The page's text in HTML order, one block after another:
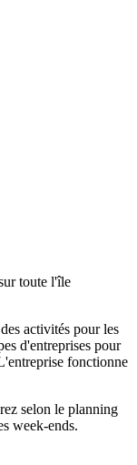
toute l'île
activités pour les
d'entreprises pour
fonctionne
selon le planning
week-ends.